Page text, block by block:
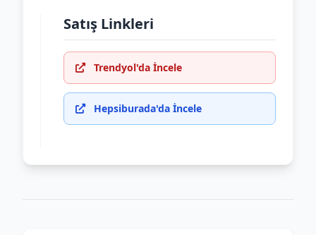
Satış Linkleri
Trendyol'da İncele
Hepsiburada'da İncele